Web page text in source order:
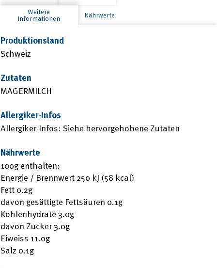
Weitere
Informationen Nährwerte
Produktionsland
Schweiz
Zutaten
MAGERMILCH
Allergiker-Infos
Allergiker-Infos: Siehe hervorgehobene Zutaten
Nährwerte
100g enthalten:
Energie / Brennwert 250 kJ (58 kcal)
Fett 0.2g
davon gesättigte Fettsäuren 0.1g
Kohlenhydrate 3.0g
davon Zucker 3.0g
Eiweiss 11.0g
Salz 0.1g